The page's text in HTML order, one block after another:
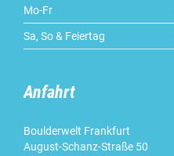
Mo-Fr
Sa, So & Feiertag
Anfahrt
Boulderwelt Frankfurt
August-Schanz-Straße 50